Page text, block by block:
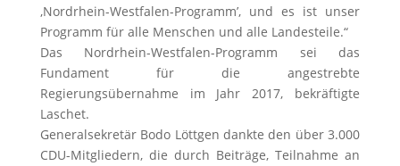
‚Nordrhein-Westfalen-Programm’, und es ist unser
Programm für alle Menschen und alle Landesteile.“
Das Nordrhein-Westfalen-Programm sei das
Fundament für die angestrebte
Regierungsübernahme im Jahr 2017, bekräftigte
Laschet.
Generalsekretär Bodo Löttgen dankte den über 3.000
CDU-Mitgliedern, die durch Beiträge, Teilnahme an